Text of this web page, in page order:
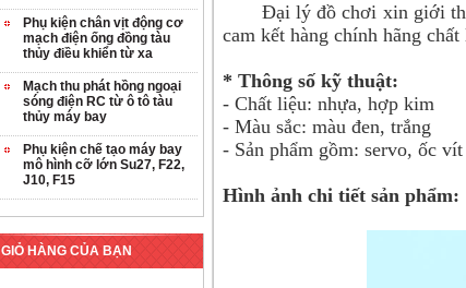
Đại lý đồ chơi xin giới
cam kết hàng chính hãng
* Thông số kỹ thuật:
- Chất liệu: nhựa, hợp kim
- Màu sắc: màu đen, trắng
- Sản phẩm gồm: servo, ốc vít
Hình ảnh chi tiết sản phẩm:
Phụ kiện chân vịt động cơ
mạch điện ống đồng tàu
thủy điều khiển từ xa
Mạch thu phát hồng ngoại
sóng điện RC từ ô tô tàu
thủy máy bay
Phụ kiện chế tạo máy bay
mô hình cỡ lớn Su27, F22,
J10, F15
GIỎ HÀNG CỦA BẠN